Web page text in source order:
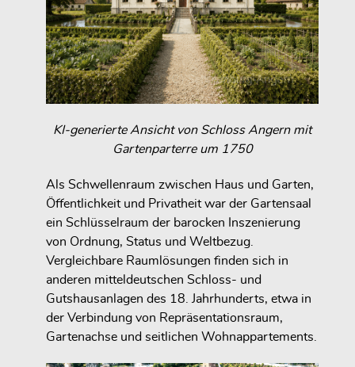
KI-generierte Ansicht von Schloss Angern mit
Gartenparterre um 1750
Als Schwellenraum zwischen Haus und Garten,
Öffentlichkeit und Privatheit war der Gartensaal
ein Schlüsselraum der barocken Inszenierung
von Ordnung, Status und Weltbezug.
Vergleichbare Raumlösungen finden sich in
anderen mitteldeutschen Schloss- und
Gutshausanlagen des 18. Jahrhunderts, etwa in
der Verbindung von Repräsentationsraum,
Gartenachse und seitlichen Wohnappartements.